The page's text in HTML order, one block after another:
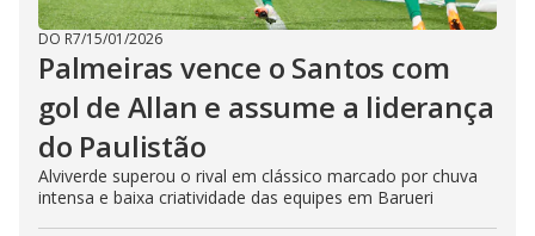
DO R7/15/01/2026
Palmeiras vence o Santos com
gol de Allan e assume a liderança
do Paulistão
Alviverde superou o rival em clássico marcado por chuva
intensa e baixa criatividade das equipes em Barueri